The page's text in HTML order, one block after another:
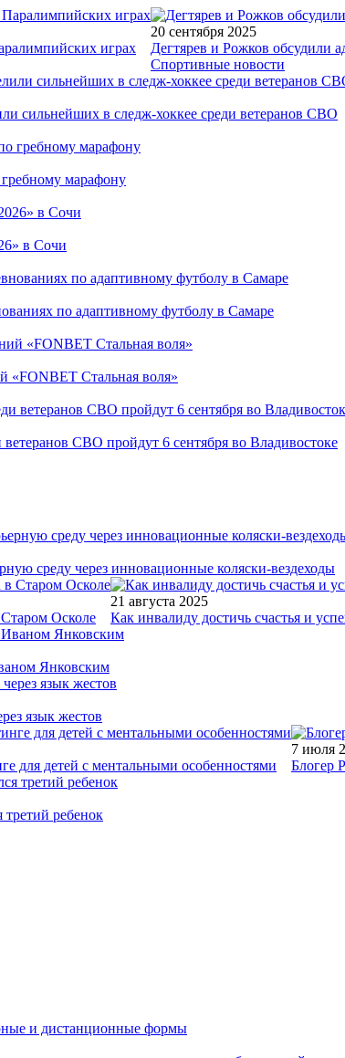
играх
20 сентября 2025
Дегтярев и Рожков обсудили
Спортивные новости
сильнейших в следж-хоккее среди ветеранов СВО
марафону
в Сочи
по адаптивному футболу в Самаре
«FONBET Стальная воля»
СВО пройдут 6 сентября во Владивостоке
среду через инновационные коляски-вездеходы
Осколе
21 августа 2025
Как инвалиду достичь счастья и
Янковским
язык жестов
для детей с ментальными особенностями
7 июля
Блогер
ребенок
и дистанционные формы